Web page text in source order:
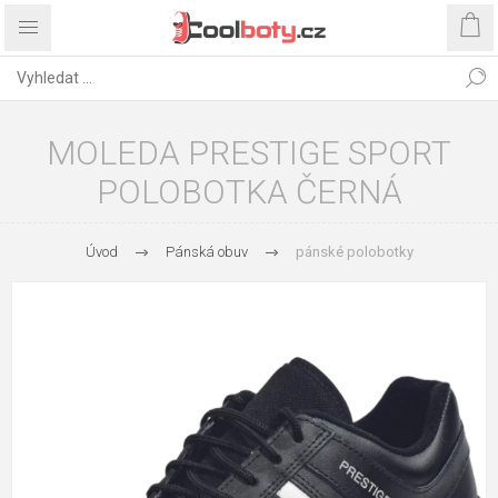
MOLEDA PRESTIGE SPORT
POLOBOTKA ČERNÁ
Úvod Pánská obuv pánské polobotky